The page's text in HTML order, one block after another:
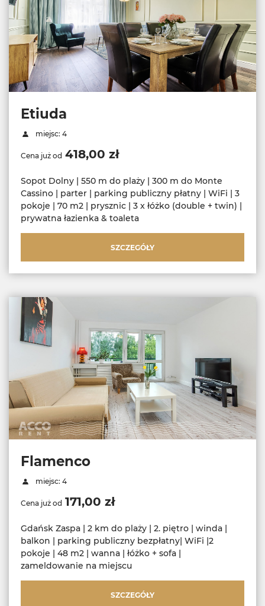
Etiuda
miejsc: 4
Cena już od 418,00 zł
Sopot Dolny | 550 m do plaży | 300 m do Monte
Cassino | parter | parking publiczny płatny | WiFi | 3
pokoje | 70 m2 | prysznic | 3 x łóżko (double + twin) |
prywatna łazienka & toaleta
SZCZEGÓŁY
Flamenco
miejsc: 4
Cena już od 171,00 zł
Gdańsk Zaspa | 2 km do plaży | 2. piętro | winda |
balkon | parking publiczny bezpłatny| WiFi |2
pokoje | 48 m2 | wanna | łóżko + sofa |
zameldowanie na miejscu
SZCZEGÓŁY